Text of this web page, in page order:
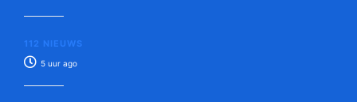
112 NIEUWS
5 uur ago